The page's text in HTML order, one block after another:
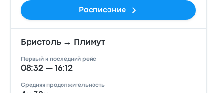
Расписание
Бристоль → Плимут
Первый и последний рейс
08:32 — 16:12
Средняя продолжительность